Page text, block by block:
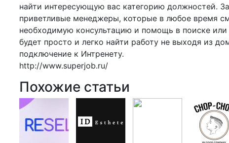
найти интересующую вас категорию должностей.
приветливые менеджеры, которые в любое время
необходимую консультацию и помощь в поиске
будет просто и легко найти работу не выходя из
подключение к Интренету.
http://www.superjob.ru/
Похожие статьи